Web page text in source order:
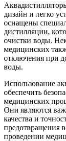
дизайн и легко
оснащены
дистилляции,
очистки воды.
медицинских
отключения при
воды.
Использование
обеспечить
медицинских
Они являются
качества и
предотвращения
проведении